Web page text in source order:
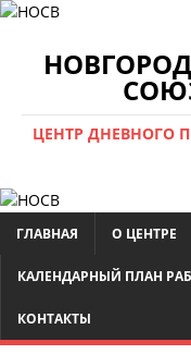
ЦЕНТР ДНЕВНОГО
ГЛАВНАЯ О ЦЕНТРЕ
КАЛЕНДАРНЫЙ ПЛАН
КОНТАКТЫ